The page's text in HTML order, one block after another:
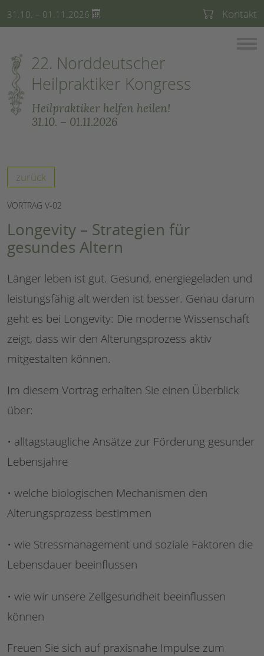
31.10. – 01.11.2026 Kontakt
22. Norddeutscher
Heilpraktiker Kongress
Heilpraktiker helfen heilen!
31.10. – 01.11.2026
zurück
VORTRAG V-02
Longevity – Strategien für
gesundes Altern
Länger leben ist gut. Gesund, energiegeladen und
leistungsfähig alt werden ist besser. Genau darum
geht es bei Longevity: Die moderne Wissenschaft
zeigt, dass wir den Alterungsprozess aktiv
mitgestalten können.
Im diesem Vortrag erhalten Sie einen Überblick
über:
• alltagstaugliche Ansätze zur Förderung gesunder
Lebensjahre
• welche biologischen Mechanismen den
Alterungsprozess bestimmen
• wie Stressmanagement und soziale Faktoren die
Lebensdauer beeinflussen
• wie wir unsere Zellgesundheit beeinflussen
können
Freuen Sie sich auf praxisnahe Impulse zum